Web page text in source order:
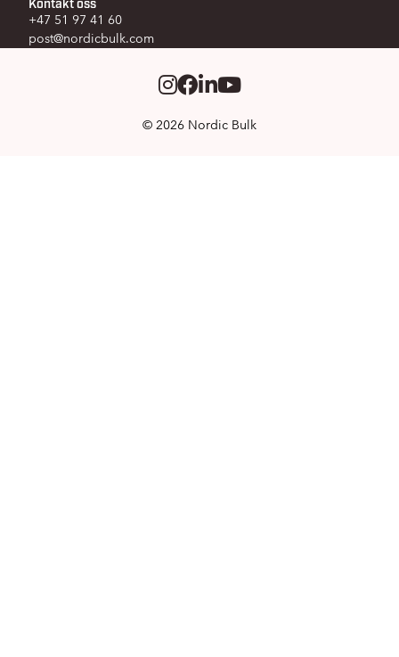
+47 51 97 41 60
post@nordicbulk.com
Instagram
Facebook
LinkedIm
Youtube
© 2026 Nordic Bulk